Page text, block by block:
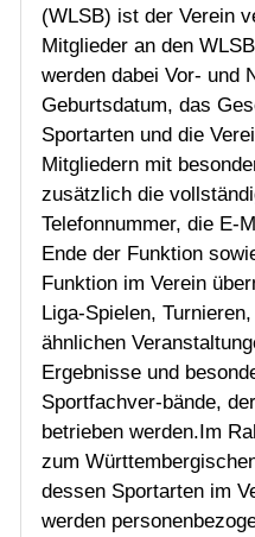
(WLSB) ist der Verein
Mitglieder an den
werden dabei Vor- und
Geburtsdatum, das
Sportarten und die
Mitgliedern mit
zusätzlich die
Telefonnummer, die E-
Ende der Funktion
Funktion im Verein
Liga-Spielen,
ähnlichen
Ergebnisse und
Sportfachver-bände,
betrieben werden.Im
zum
dessen Sportarten im
werden